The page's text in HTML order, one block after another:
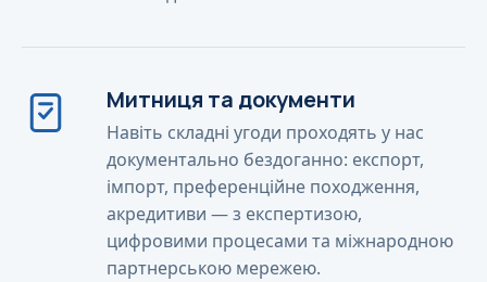
Митниця та документи
Навіть складні угоди проходять у нас
документально бездоганно: експорт,
імпорт, преференційне походження,
акредитиви — з експертизою,
цифровими процесами та міжнародною
партнерською мережею.